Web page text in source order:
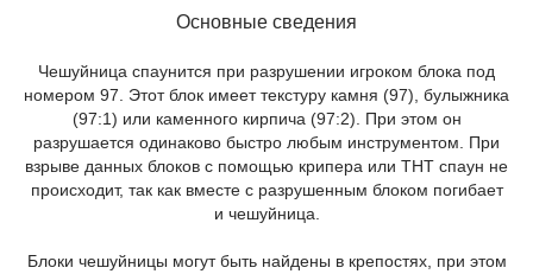
Основные сведения
Чешуйница спаунится при разрушении игроком блока под
номером 97. Этот блок имеет текстуру камня (97), булыжника
(97:1) или каменного кирпича (97:2). При этом он
разрушается одинаково быстро любым инструментом. При
взрыве данных блоков с помощью крипера или ТНТ спаун не
происходит, так как вместе с разрушенным блоком погибает
и чешуйница.
Блоки чешуйницы могут быть найдены в крепостях, при этом